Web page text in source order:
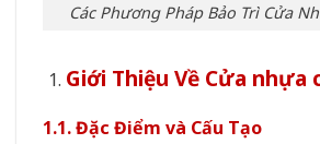
Các Phương Pháp Bảo Trì Cửa
Giới Thiệu Về Cửa nhựa
1.1. Đặc Điểm và Cấu Tạo